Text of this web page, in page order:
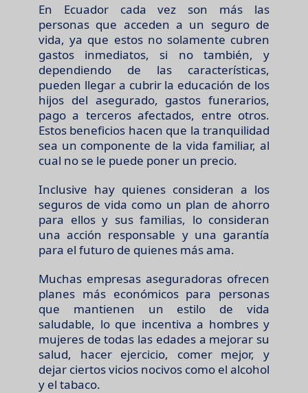
En Ecuador cada vez son más las
personas que acceden a un seguro de
vida, ya que estos no solamente cubren
gastos inmediatos, si no también, y
dependiendo de las características,
pueden llegar a cubrir la educación de los
hijos del asegurado, gastos funerarios,
pago a terceros afectados, entre otros.
Estos beneficios hacen que la tranquilidad
sea un componente de la vida familiar, al
cual no se le puede poner un precio.
Inclusive hay quienes consideran a los
seguros de vida como un plan de ahorro
para ellos y sus familias, lo consideran
una acción responsable y una garantía
para el futuro de quienes más ama.
Muchas empresas aseguradoras ofrecen
planes más económicos para personas
que mantienen un estilo de vida
saludable, lo que incentiva a hombres y
mujeres de todas las edades a mejorar su
salud, hacer ejercicio, comer mejor, y
dejar ciertos vicios nocivos como el alcohol
y el tabaco.